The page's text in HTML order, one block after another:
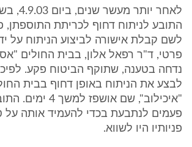
לאחר יותר
התובע לניתוח דחוף לכריתת התוספתן,
לשם קבלת אישורה לביצוע הניתוח על
פרטי, ד"ר רפאל אלון, בבית החולים
נדחה בטענה, שתוקף הביטוח פקע.
לבצע את הניתוח באופן דחוף בבית
"איכילוב", שם
פעמים לנתבעת בכדי להעמיד אותה על
פניותיו היו לשווא.